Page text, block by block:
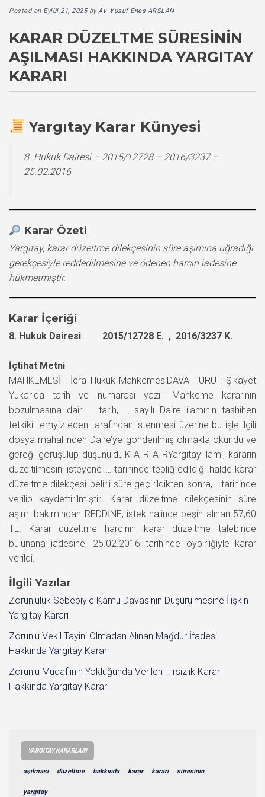
Posted on Eylül 21, 2025byAv. Yusuf Enes ARSLAN
KARAR DÜZELTME SÜRESININ
AŞILMASI HAKKINDA YARGITAY
KARARI
Yargıtay Karar Künyesi
8. Hukuk Dairesi – 2015/12728 – 2016/3237 –
25.02.2016
Karar Özeti
Yargıtay, karar düzeltme dilekçesinin süre aşımına uğradığı
gerekçesiyle reddedilmesine ve ödenen harcın iadesine
hükmetmiştir.
Karar İçeriği
8. Hukuk Dairesi 2015/12728 E. , 2016/3237 K.
İçtihat Metni
MAHKEMESİ : İcra Hukuk MahkemesiDAVA TÜRÜ : Şikayet
Yukarıda tarih ve numarası yazılı Mahkeme kararının
bozulmasına dair … tarih, … sayılı Daire ilamının tashihen
tetkiki temyiz eden tarafından istenmesi üzerine bu işle ilgili
dosya mahallinden Daire’ye gönderilmiş olmakla okundu ve
gereği görüşülüp düşünüldü:K A R A RYargıtay ilamı, kararın
düzeltilmesini isteyene … tarihinde tebliğ edildiği halde karar
düzeltme dilekçesi belirli süre geçirildikten sonra, …tarihinde
verilip kaydettirilmiştir. Karar düzeltme dilekçesinin süre
aşımı bakımından REDDİNE, istek halinde peşin alınan 57,60
TL. Karar düzeltme harcının karar düzeltme talebinde
bulunana iadesine, 25.02.2016 tarihinde oybirliğiyle karar
verildi.
İlgili Yazılar
Zorunluluk Sebebiyle Kamu Davasının Düşürülmesine İlişkin
Yargıtay Kararı
Zorunlu Vekil Tayini Olmadan Alınan Mağdur İfadesi
Hakkında Yargıtay Kararı
Zorunlu Müdafiinin Yokluğunda Verilen Hırsızlık Kararı
Hakkında Yargıtay Kararı
YARGITAY KARARLARI
aşılması düzeltme hakkında karar kararı süresinin
yargıtay